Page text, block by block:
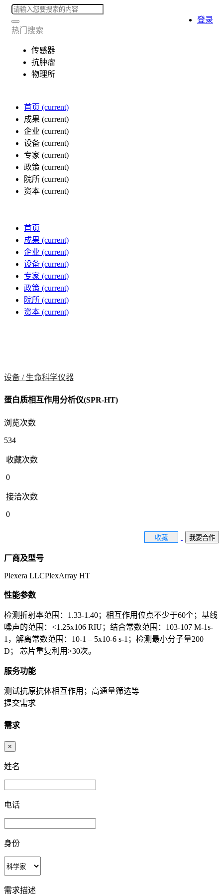
热门搜索
传感器
抗肿瘤
物理所
首页 (current)
成果 (current)
企业 (current)
设备 (current)
专家 (current)
政策 (current)
院所 (current)
资本 (current)
登录
首页
成果 (current)
企业 (current)
设备 (current)
专家 (current)
政策 (current)
院所 (current)
资本 (current)
设备 / 生命科学仪器
蛋白质相互作用分析仪(SPR-HT)
浏览次数
534
收藏次数
0
接洽次数
0
收藏 我要合作
厂商及型号
Plexera LLCPlexArray HT
性能参数
检测折射率范围：1.33-1.40；相互作用位点不少于60个；基线
噪声的范围：<1.25x106 RIU；结合常数范围：103-107 M-1s-
1，解离常数范围：10-1 – 5x10-6 s-1；检测最小分子量200
D； 芯片重复利用>30次。
服务功能
测试抗原抗体相互作用；高通量筛选等
提交需求
需求
×
姓名
电话
身份
需求描述